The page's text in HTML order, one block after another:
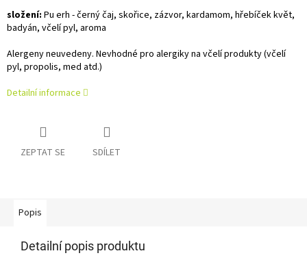
složení: Pu erh - černý čaj, skořice, zázvor, kardamom, hřebíček květ,
badyán, včelí pyl, aroma
Alergeny neuvedeny. Nevhodné pro alergiky na včelí produkty (včelí
pyl, propolis, med atd.)
Detailní informace
ZEPTAT SE SDÍLET
Popis
Detailní popis produktu